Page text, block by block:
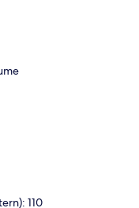
110